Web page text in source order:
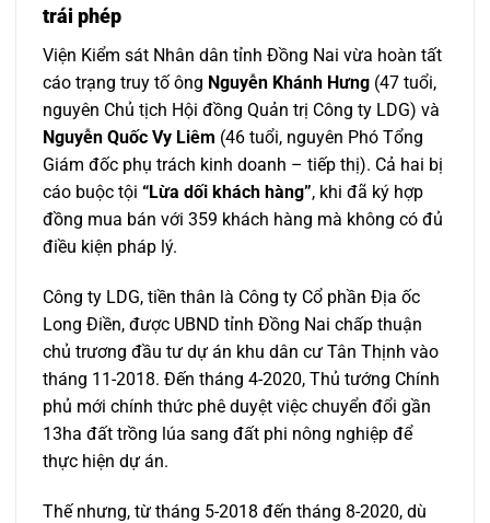
trái phép
Viện Kiểm sát Nhân dân tỉnh Đồng Nai vừa hoàn tất
cáo trạng truy tố ông Nguyễn Khánh Hưng (47 tuổi,
nguyên Chủ tịch Hội đồng Quản trị Công ty LDG) và
Nguyễn Quốc Vy Liêm (46 tuổi, nguyên Phó Tổng
Giám đốc phụ trách kinh doanh – tiếp thị). Cả hai bị
cáo buộc tội “Lừa dối khách hàng”, khi đã ký hợp
đồng mua bán với 359 khách hàng mà không có đủ
điều kiện pháp lý.
Công ty LDG, tiền thân là Công ty Cổ phần Địa ốc
Long Điền, được UBND tỉnh Đồng Nai chấp thuận
chủ trương đầu tư dự án khu dân cư Tân Thịnh vào
tháng 11-2018. Đến tháng 4-2020, Thủ tướng Chính
phủ mới chính thức phê duyệt việc chuyển đổi gần
13ha đất trồng lúa sang đất phi nông nghiệp để
thực hiện dự án.
Thế nhưng, từ tháng 5-2018 đến tháng 8-2020, dù